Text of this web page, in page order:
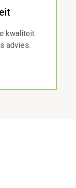
kwaliteit.
advies.